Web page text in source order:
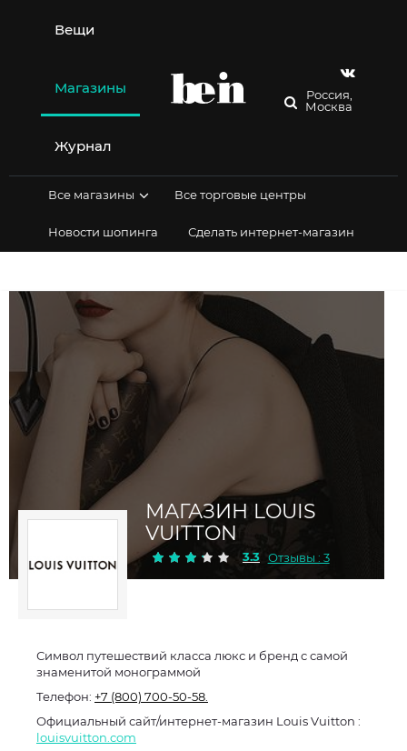
содержимому
Вещи
Магазины
Журнал
Россия,
Москва
Все магазины Все торговые центры
Новости шопинга Сделать интернет-магазин
МАГАЗИН LOUIS
VUITTON
3.3 Отзывы : 3
Символ путешествий класса люкс и бренд с самой
знаменитой монограммой
Телефон: +7 (800) 700-50-58.
Официальный сайт/интернет-магазин Louis Vuitton :
louisvuitton.com